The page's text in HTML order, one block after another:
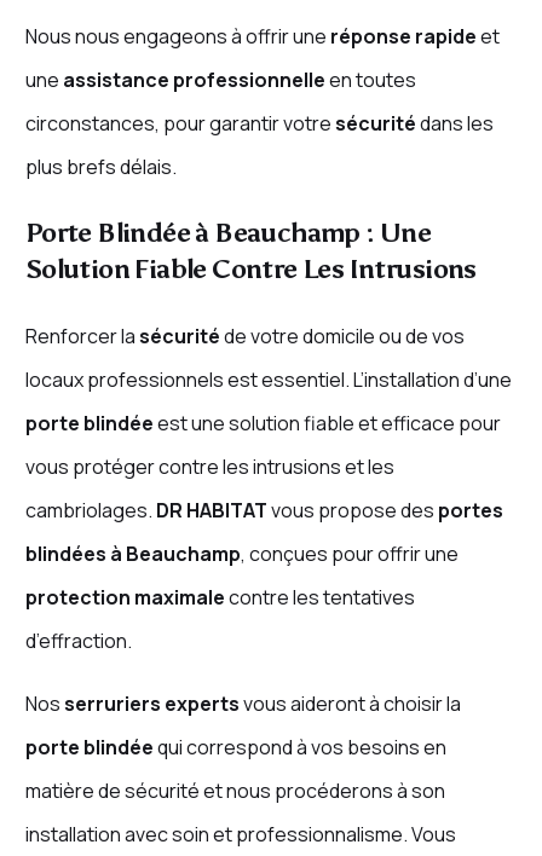
Nous nous engageons à offrir une réponse rapideet
une assistance professionnelleen toutes
circonstances, pour garantir votresécuritédans les
plus brefs délais.
Porte Blindée à Beauchamp : Une
Solution Fiable Contre Les Intrusions
Renforcer lasécuritéde votre domicile ou de vos
locaux professionnels est essentiel. L’installation d’une
porte blindéeest une solution fiable et efficace pour
vous protéger contre les intrusions et les
cambriolages. DR HABITATvous propose des portes
blindées à Beauchamp, conçues pour offrir une
protection maximalecontre les tentatives
d’effraction.
Nosserruriers expertsvous aideront à choisir la
porte blindéequi correspond à vos besoins en
matière de sécurité et nous procéderons à son
installation avec soin et professionnalisme. Vous